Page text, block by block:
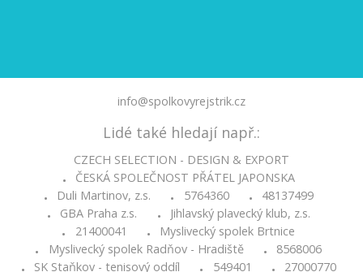
info@spolkovyrejstrik.cz
Lidé také hledají např.:
CZECH SELECTION - DESIGN & EXPORT
•
ČESKÁ SPOLEČNOST PŘÁTEL JAPONSKA
•
Duli Martinov, z.s. • 5764360 •
48137499
•
GBA Praha z.s. •
Jihlavský plavecký klub, z.s.
•
21400041 •
Myslivecký spolek Brtnice
•
Myslivecký spolek Radňov - Hradiště •
8568006
SK Staňkov - tenisový oddíl 549401 27000770